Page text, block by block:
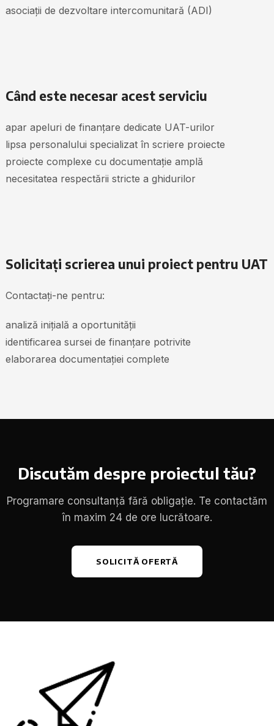
asociații de dezvoltare intercomunitară (ADI)
Când este necesar acest serviciu
apar apeluri de finanțare dedicate UAT-urilor
lipsa personalului specializat în scriere proiecte
proiecte complexe cu documentație amplă
necesitatea respectării stricte a ghidurilor
Solicitați scrierea unui proiect pentru UAT
Contactați-ne pentru:
analiză inițială a oportunității
identificarea sursei de finanțare potrivite
elaborarea documentației complete
Discutăm despre proiectul tău?
Programare consultanță fără obligație. Te contactăm
în maxim 24 de ore lucrătoare.
SOLICITĂ OFERTĂ